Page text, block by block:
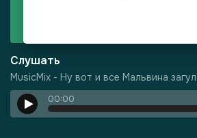
MusicMix - Ну вот и все Мальвина
Слушать
MusicMix - Ну вот и все Мальвина
00:00